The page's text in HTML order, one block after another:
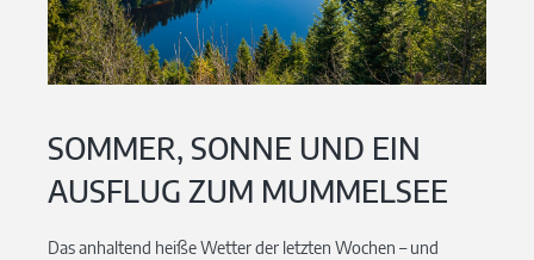
SOMMER, SONNE UND EIN
AUSFLUG ZUM MUMMELSEE
Das anhaltend heiße Wetter der letzten Wochen – und